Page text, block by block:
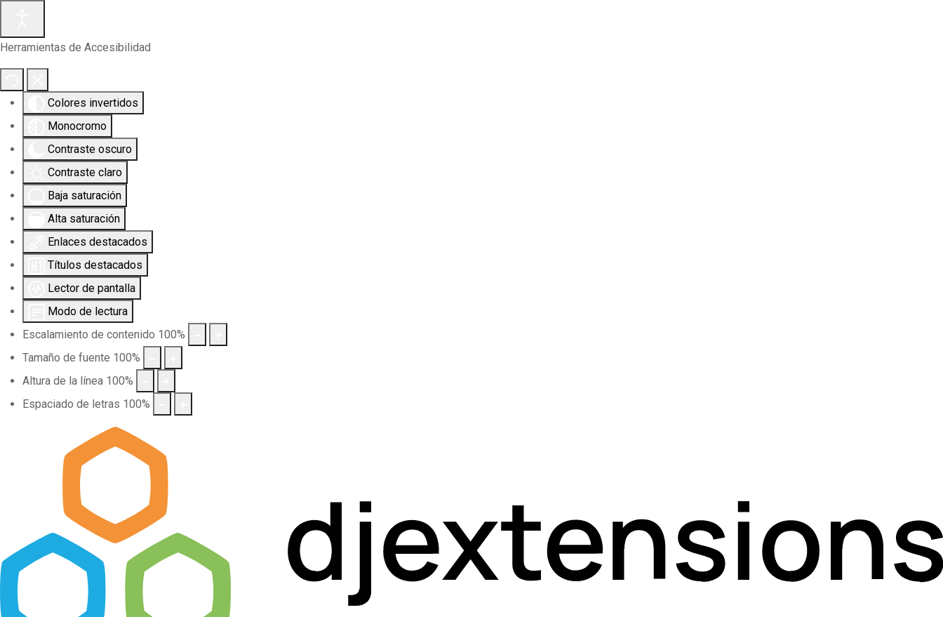
Herramientas de Accesibilidad
Colores invertidos
Monocromo
Contraste oscuro
Contraste claro
Baja saturación
Alta saturación
Enlaces destacados
Títulos destacados
Lector de pantalla
Modo de lectura
Escalamiento de contenido 100%
Tamaño de fuente 100%
Altura de la línea 100%
Espaciado de letras 100%